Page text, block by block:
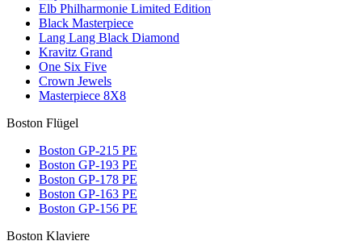
Elb Philharmonie Limited Edition
Black Masterpiece
Lang Lang Black Diamond
Kravitz Grand
One Six Five
Crown Jewels
Masterpiece 8X8
Boston Flügel
Boston GP-215 PE
Boston GP-193 PE
Boston GP-178 PE
Boston GP-163 PE
Boston GP-156 PE
Boston Klaviere